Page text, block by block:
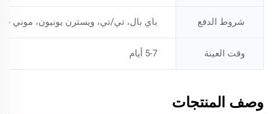
شروط الدفع باي بال، تي/تي، ويسترن يونيون، موني
وقت العينة 5-7 أيام
وصف المنتجات